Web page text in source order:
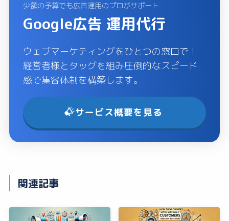
少額の予算でも広告運用のプロがサポート
Google広告 運用代行
ウェブマーケティングをひとつの窓口で！
経営者様とタッグを組み圧倒的なスピード
感で集客体制を構築します。
サービス概要を見る
関連記事